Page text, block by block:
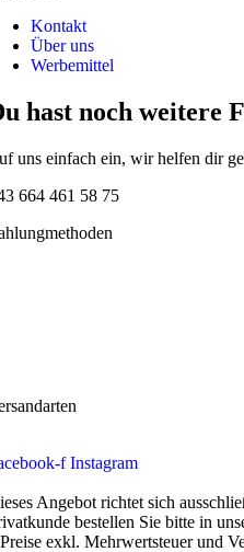
Kontakt
Über uns
Werbemittel
hast noch weitere
uns einfach ein, wir helfen dir
664 461 58 75
f Instagram
Angebot richtet sich
bestellen Sie bitte in
exkl. Mehrwertsteuer und